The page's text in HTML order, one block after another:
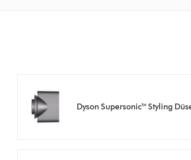
Dyson Supersonic™ Styling